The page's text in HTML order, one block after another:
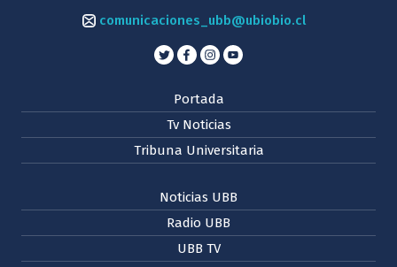
comunicaciones_ubb@ubiobio.cl
Portada
Tv Noticias
Tribuna Universitaria
Noticias UBB
Radio UBB
UBB TV